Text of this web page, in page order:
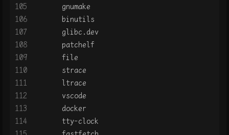
105
106
107
108
109
110
111
112
113
114
      gnumake
      binutils
      glibc.dev
      patchelf
      file
      strace
      ltrace
      vscode
      docker
      tty-clock